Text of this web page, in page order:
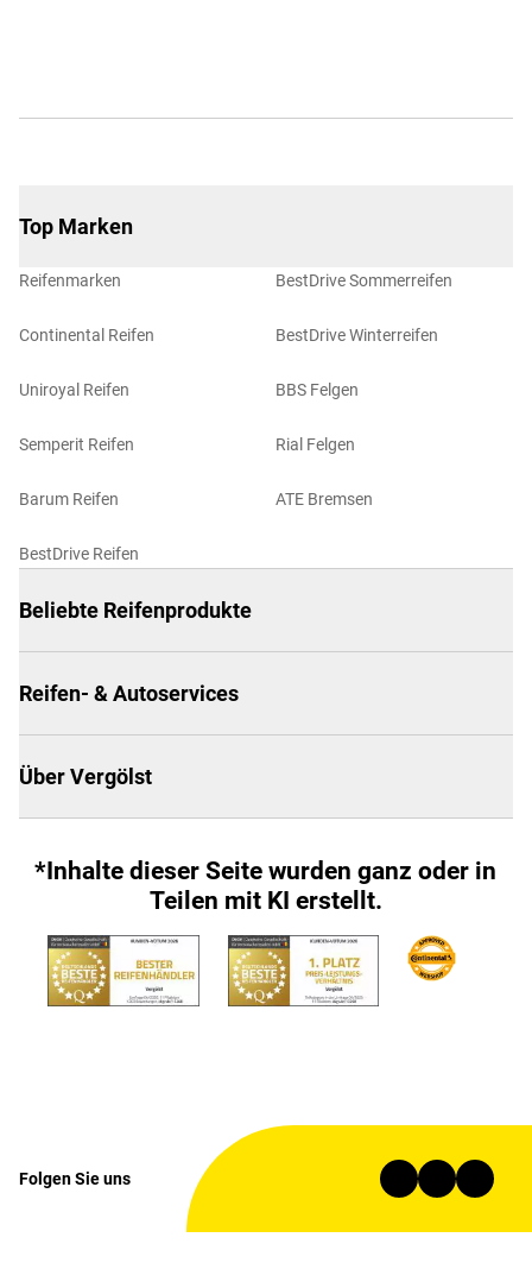
Top Marken
Reifenmarken
Continental Reifen
Uniroyal Reifen
Semperit Reifen
Barum Reifen
BestDrive Reifen
BestDrive Sommerreifen
BestDrive Winterreifen
BBS Felgen
Rial Felgen
ATE Bremsen
Beliebte Reifenprodukte
Reifen- & Autoservices
Über Vergölst
*Inhalte dieser Seite wurden ganz oder in
Teilen mit KI erstellt.
Folgen Sie uns